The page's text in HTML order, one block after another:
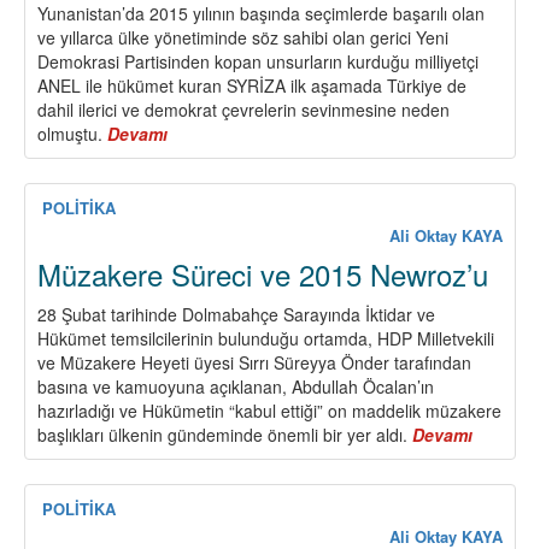
Yunanistan’da 2015 yılının başında seçimlerde başarılı olan
ve yıllarca ülke yönetiminde söz sahibi olan gerici Yeni
Demokrasi Partisinden kopan unsurların kurduğu milliyetçi
ANEL ile hükümet kuran SYRİZA ilk aşamada Türkiye de
dahil ilerici ve demokrat çevrelerin sevinmesine neden
olmuştu. Devamı
Yunanistan’da
Neler
POLİTİKA
Ali Oktay KAYA
Müzakere Süreci ve 2015 Newroz’u
28 Şubat tarihinde Dolmabahçe Sarayında İktidar ve
Hükümet temsilcilerinin bulunduğu ortamda, HDP Milletvekili
ve Müzakere Heyeti üyesi Sırrı Süreyya Önder tarafından
basına ve kamuoyuna açıklanan, Abdullah Öcalan’ın
hazırladığı ve Hükümetin “kabul ettiği” on maddelik müzakere
başlıkları ülkenin gündeminde önemli bir yer aldı. Devamı
Süreci
2015
POLİTİKA
Ali Oktay KAYA